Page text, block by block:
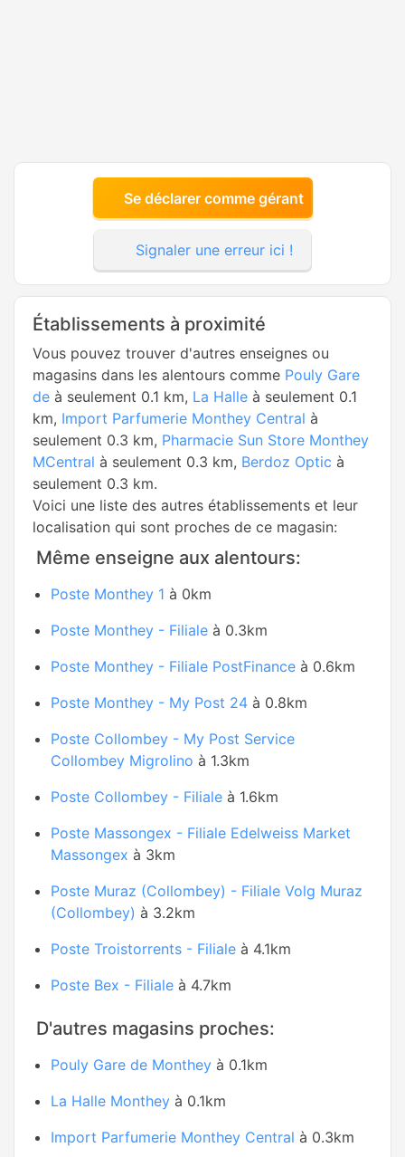
Se déclarer comme gérant
Signaler une erreur ici !
Établissements à proximité
Vous pouvez trouver d'autres enseignes ou
magasins dans les alentours comme Pouly Gare
de à seulement 0.1 km, La Halle à seulement 0.1
km, Import Parfumerie Monthey Central à
seulement 0.3 km, Pharmacie Sun Store Monthey
MCentral à seulement 0.3 km, Berdoz Optic à
seulement 0.3 km.
Voici une liste des autres établissements et leur
localisation qui sont proches de ce magasin:
Même enseigne aux alentours:
Poste Monthey 1 à 0km
Poste Monthey - Filiale à 0.3km
Poste Monthey - Filiale PostFinance à 0.6km
Poste Monthey - My Post 24 à 0.8km
Poste Collombey - My Post Service
Collombey Migrolino à 1.3km
Poste Collombey - Filiale à 1.6km
Poste Massongex - Filiale Edelweiss Market
Massongex à 3km
Poste Muraz (Collombey) - Filiale Volg Muraz
(Collombey) à 3.2km
Poste Troistorrents - Filiale à 4.1km
Poste Bex - Filiale à 4.7km
D'autres magasins proches:
Pouly Gare de Monthey à 0.1km
La Halle Monthey à 0.1km
Import Parfumerie Monthey Central à 0.3km